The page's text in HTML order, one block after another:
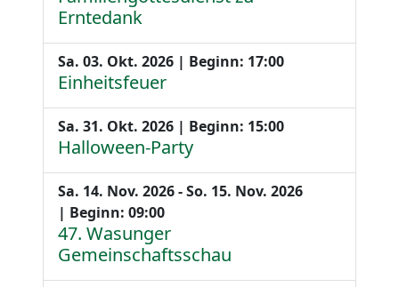
Erntedank
Sa. 03. Okt. 2026 | Beginn: 17:00
Einheitsfeuer
Sa. 31. Okt. 2026 | Beginn: 15:00
Halloween-Party
Sa. 14. Nov. 2026 - So. 15. Nov. 2026
| Beginn: 09:00
47. Wasunger
Gemeinschaftsschau